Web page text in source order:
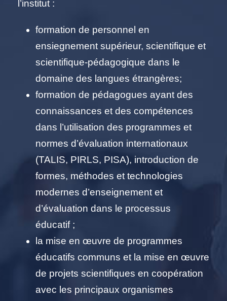
l’institut :
formation de personnel en
ensiegnement supérieur, scientifique et
scientifique-pédagogique dans le
domaine des langues étrangères;
formation de pédagogues ayant des
connaissances et des compétences
dans l’utilisation des programmes et
normes d’évaluation internationaux
(TALIS, PIRLS, PISA), introduction de
formes, méthodes et technologies
modernes d’enseignement et
d’évaluation dans le processus
éducatif ;
la mise en œuvre de programmes
éducatifs communs et la mise en œuvre
de projets scientifiques en coopération
avec les principaux organismes